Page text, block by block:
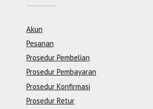
Akun
Pesanan
Prosedur Pembelian
Prosedur Pembayaran
Prosedur Konfirmasi
Prosedur Retur